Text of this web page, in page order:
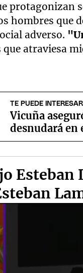
protagonizan
hombres que
adverso.
atraviesa
TE PUEDE INTERESAR
Vicuña
desnudará en
Esteban